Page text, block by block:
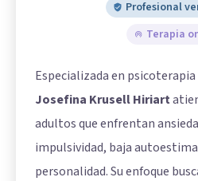
Profesional
Terapia
Especializada en
Josefina Krusell Hiriart
adultos que enfrentan
impulsividad, baja
personalidad. Su enfoque